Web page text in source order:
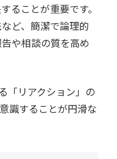
ることが重要です。
ど、簡潔で論理的
や相談の質を高め
「リアクション」の
識することが円滑な